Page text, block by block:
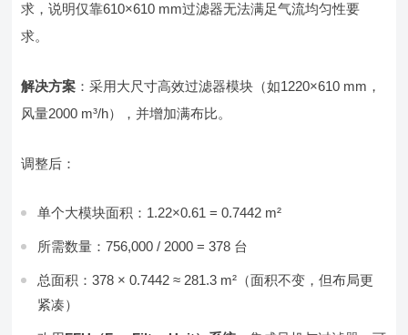
求，说明仅靠610×610 mm过滤器无法满足气流均匀性要
求。
解决方案 ：采用大尺寸高效过滤器模块（如1220×610 mm，
风量2000 m³/h），并增加满布比。
调整后：
单个大模块面积：1.22×0.61 = 0.7442 m²
所需数量：756,000 / 2000 = 378 台
总面积：378 × 0.7442 ≈ 281.3 m²（面积不变，但布局更
紧凑）